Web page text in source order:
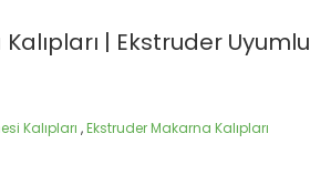
| Ekstruder Uyumlu
Kalıpları ,Ekstruder Makarna Kalıpları